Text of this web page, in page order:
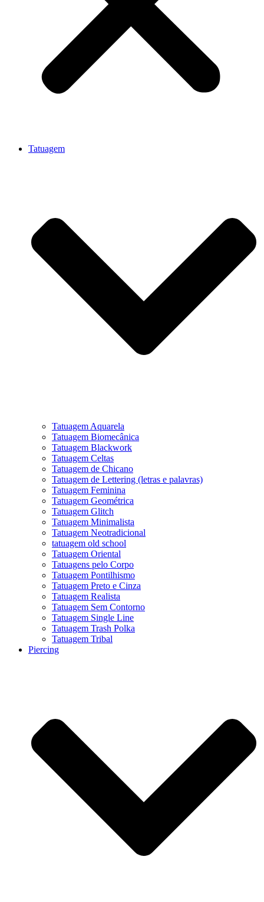
Tatuagem
Tatuagem Aquarela
Tatuagem Biomecânica
Tatuagem Blackwork
Tatuagem Celtas
Tatuagem de Chicano
Tatuagem de Lettering (letras e palavras)
Tatuagem Feminina
Tatuagem Geométrica
Tatuagem Glitch
Tatuagem Minimalista
Tatuagem Neotradicional
tatuagem old school
Tatuagem Oriental
Tatuagens pelo Corpo
Tatuagem Pontilhismo
Tatuagem Preto e Cinza
Tatuagem Realista
Tatuagem Sem Contorno
Tatuagem Single Line
Tatuagem Trash Polka
Tatuagem Tribal
Piercing